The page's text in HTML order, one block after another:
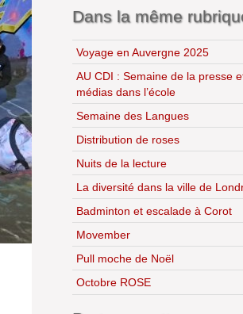
Dans la même
Voyage en Auvergne 2025
AU CDI : Semaine de la presse
médias dans l’école
Semaine des Langues
Distribution de roses
Nuits de la lecture
La diversité dans la ville de
Badminton et escalade à Corot
Movember
Pull moche de Noël
Octobre ROSE